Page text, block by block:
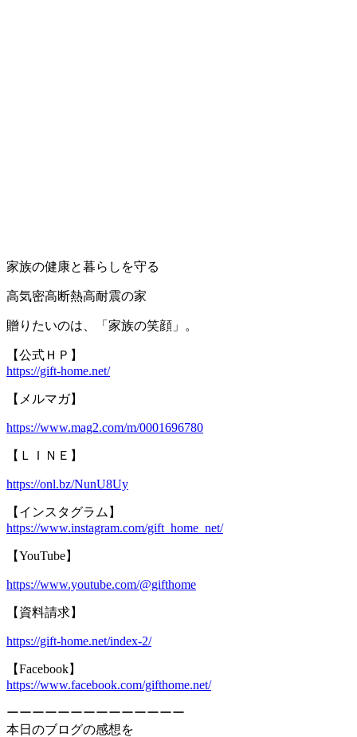
家族の健康と暮らしを守る
高気密高断熱高耐震の家
贈りたいのは、「家族の笑顔」。
【公式ＨＰ】
https://gift-home.net/
【メルマガ】
https://www.mag2.com/m/0001696780
【ＬＩＮＥ】
https://onl.bz/NunU8Uy
【インスタグラム】
https://www.instagram.com/gift_home_net/
【YouTube】
https://www.youtube.com/@gifthome
【資料請求】
https://gift-home.net/index-2/
【Facebook】
https://www.facebook.com/gifthome.net/
ーーーーーーーーーーーーーー
本日のブログの感想を